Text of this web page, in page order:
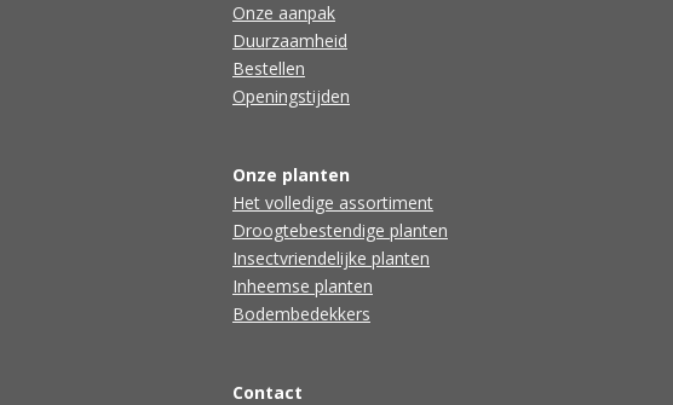
Onze aanpak
Duurzaamheid
Bestellen
Openingstijden
Onze planten
Het volledige assortiment
Droogtebestendige planten
Insectvriendelijke planten
Inheemse planten
Bodembedekkers
Contact